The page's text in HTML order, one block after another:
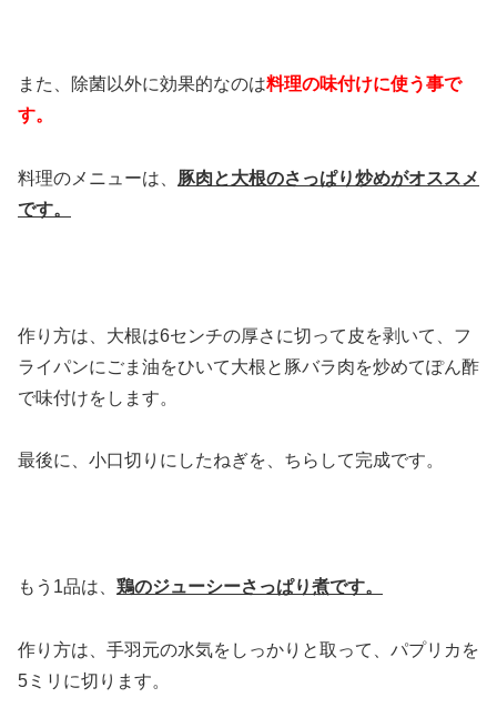
また、除菌以外に効果的なのは料理の味付けに使う事で
す。
料理のメニューは、 豚肉と大根のさっぱり炒めがオススメ
です。
作り方は、大根は6センチの厚さに切って皮を剥いて、フ
ライパンにごま油をひいて大根と豚バラ肉を炒めてぽん酢
で味付けをします。
最後に、小口切りにしたねぎを、ちらして完成です。
もう1品は、 鶏のジューシーさっぱり煮です。
作り方は、手羽元の水気をしっかりと取って、パプリカを
5ミリに切ります。